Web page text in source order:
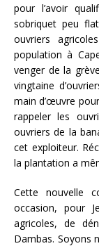
pour l’avoir
sobriquet peu
ouvriers
population à
venger de la
vingtaine
main d’œuvre
rappeler les
ouvriers de la
cet exploiteur.
la plantation a
Cette nouvelle
occasion, pour
agricoles, de
Dambas. Soyons